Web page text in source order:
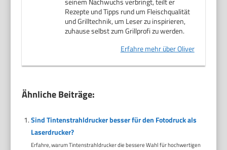
Rezepte und Tipps rund um Fleischqualität
und Grilltechnik, um Leser zu inspirieren,
zuhause selbst zum Grillprofi zu werden.
Erfahre mehr über Oliver
Ähnliche Beiträge:
Sind Tintenstrahldrucker besser für den Fotodruck als
Laserdrucker?
Erfahre, warum Tintenstrahldrucker die bessere Wahl für hochwertigen